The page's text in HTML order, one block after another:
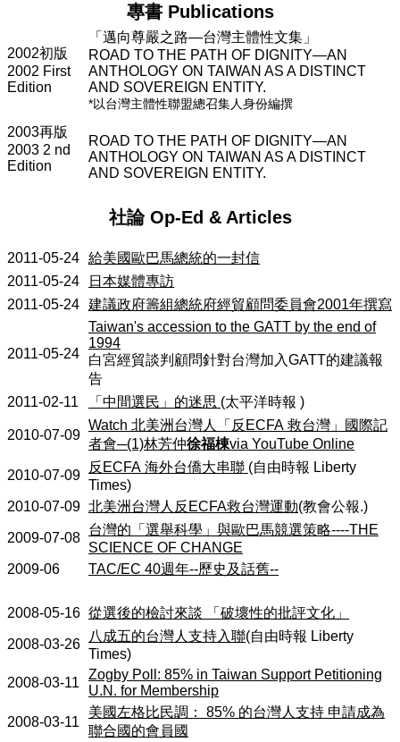
專書Publications
2002初版
2002 First
Edition
「邁向尊嚴之路—台灣主體性文集」
ROAD TO THE PATH OF DIGNITY—AN
ANTHOLOGY ON TAIWAN AS A DISTINCT
AND SOVEREIGN ENTITY.
*以台灣主體性聯盟總召集人身份編撰
2003再版
2003 2 nd
Edition
ROAD TO THE PATH OF DIGNITY—AN
ANTHOLOGY ON TAIWAN AS A DISTINCT
AND SOVEREIGN ENTITY.
社論Op-Ed & Articles
2011-05-24 給美國歐巴馬總統的一封信
2011-05-24
日本媒體專訪
2011-05-24 建議政府籌組總統府經貿顧問委員會2001年撰寫
2011-05-24
Taiwan's accession to the GATT by the end of
1994
白宮經貿談判顧問針對台灣加入GATT的建議報
告
2011-02-11
「中間選民」的迷思 (太平洋時報 )
2010-07-09
Watch 北美洲台灣人「反 ECFA 救台灣」國際記
者會─(1)林芳仲徐福棟via YouTube Online
2010-07-09
反 ECFA 海外台僑大串聯 (自由時報 Liberty
Times)
2010-07-09 北美洲台灣人反 ECFA救台灣運動(教會公報.)
2009-07-08
台灣的「選舉科學」與歐巴馬競選策略----THE
SCIENCE OF CHANGE
2009-06
TAC/EC 40週年--歷史及話舊--
2008-05-16 從選後的檢討來談 「破壞性的批評文化」
2008-03-26
八成五的台灣人支持入聯(自由時報 Liberty
Times)
2008-03-11
Zogby Poll: 85% in Taiwan Support Petitioning
U.N. for Membership
2008-03-11
美國左格比民調： 85% 的台灣人支持 申請成為
聯合國的會員國